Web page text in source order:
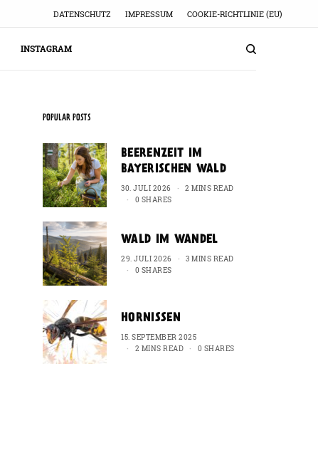
DATENSCHUTZ IMPRESSUM COOKIE-RICHTLINIE (EU)
INSTAGRAM
POPULAR POSTS
BEERENZEIT IM
BAYERISCHEN WALD
30. JULI 2026
2 MINS READ
0 SHARES
WALD IM WANDEL
29. JULI 2026
3 MINS READ
0 SHARES
HORNISSEN
15. SEPTEMBER 2025
2 MINS READ
0 SHARES